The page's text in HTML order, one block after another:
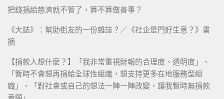
把錢捐給慈濟就不管了，算不算做善事？
《大誌》：幫助街友的一份雜誌？／《社企是門好生意？》書
摘
【捐款人想什麼？】「我非常重視財報的合理度、透明度」、
「暫時不會想再捐給全球性組織，想支持更多在地服務型組
織」、「對社會或自己的想法一陣一陣改變，讓我暫時無捐款